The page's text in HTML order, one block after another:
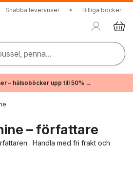
Snabba leveranser • Billiga böcker
penna...
– hälsoböcker upp till 50% →
– författare
. Handla med fri frakt och